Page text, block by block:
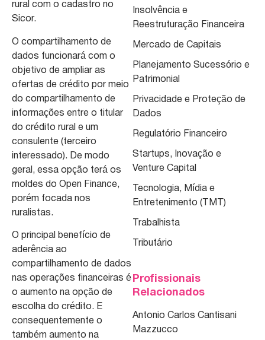
rural com o cadastro no
Sicor.
O compartilhamento de
dados funcionará com o
objetivo de ampliar as
ofertas de crédito por meio
do compartilhamento de
informações entre o titular
do crédito rural e um
consulente (terceiro
interessado). De modo
geral, essa opção terá os
moldes do Open Finance,
porém focada nos
ruralistas.
O principal benefício de
aderência ao
compartilhamento de dados
nas operações financeiras é
o aumento na opção de
escolha do crédito. E
consequentemente o
também aumento na
Insolvência e
Reestruturação Financeira
Mercado de Capitais
Planejamento Sucessório e
Patrimonial
Privacidade e Proteção de
Dados
Regulatório Financeiro
Startups, Inovação e
Venture Capital
Tecnologia, Mídia e
Entretenimento (TMT)
Trabalhista
Tributário
Profissionais
Relacionados
Antonio Carlos Cantisani
Mazzucco